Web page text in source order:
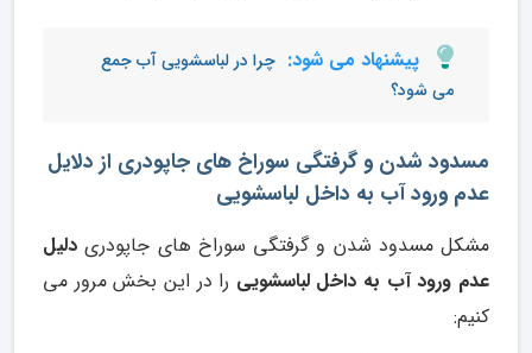
پیشنهاد می شود: چرا در لباسشویی آب جمع
می شود؟
مسدود شدن و گرفتگی سوراخ های جاپودری از دلایل
عدم ورود آب به داخل لباسشویی
مشکل مسدود شدن و گرفتگی سوراخ های جاپودریدلیل
عدم ورود آب به داخل لباسشویی را در این بخش مرور می
کنیم: